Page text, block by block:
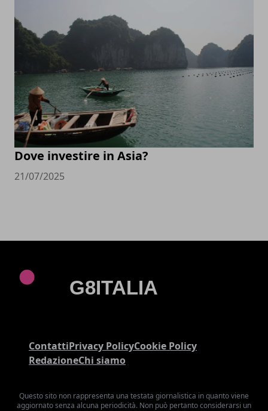
Dove investire in Asia?
21/07/2025
ContattiPrivacy PolicyCookie Policy
RedazioneChi siamo
Questo sito non rappresenta una testata giornalistica in quanto viene
aggiornato senza alcuna periodicità. Non può pertanto considerarsi un